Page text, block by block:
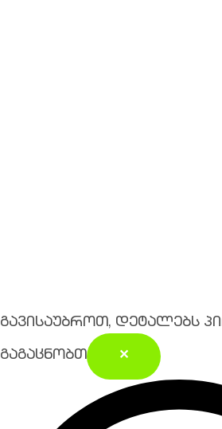
გავისაუბროთ, დეტალებს
გაგაცნობთ ✕